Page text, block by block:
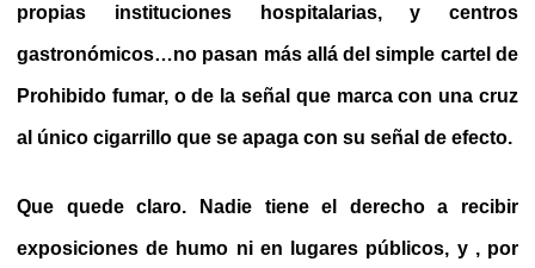
propias instituciones hospitalarias, y centros
gastronómicos…no pasan más allá del simple cartel de
Prohibido fumar, o de la señal que marca con una cruz
al único cigarrillo que se apaga con su señal de efecto.
Que quede claro. Nadie tiene el derecho a recibir
exposiciones de humo ni en lugares públicos, y , por